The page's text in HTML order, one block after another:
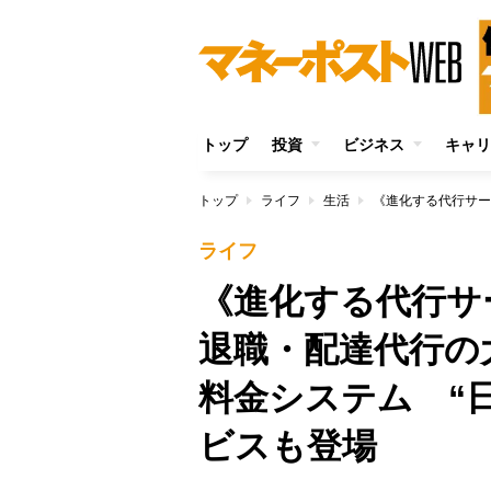
トップ 投資 ビジネス キャ
トップ ライフ 生活
ライフ
《進化する代行
退職・配達代行
料金システム “
ビスも登場